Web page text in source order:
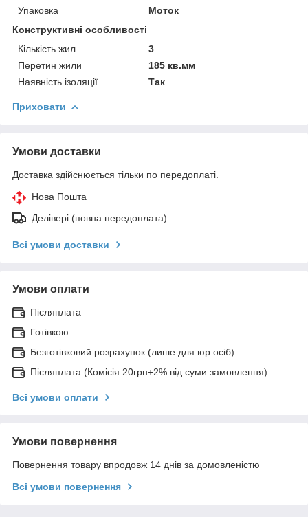
Упаковка
Моток
Конструктивні особливості
Кількість жил
3
Перетин жили
185 кв.мм
Наявність ізоляції
Так
Приховати
Умови доставки
Доставка здійснюється тільки по передоплаті.
Нова Пошта
Делівері (повна передоплата)
Всі умови доставки
Умови оплати
Післяплата
Готівкою
Безготівковий розрахунок (лише для юр.осіб)
Післяплата (Комісія 20грн+2% від суми замовлення)
Всі умови оплати
Умови повернення
Повернення товару впродовж 14 днів за домовленістю
Всі умови повернення